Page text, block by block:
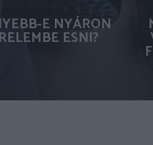
E NYÁRON
ESNI?